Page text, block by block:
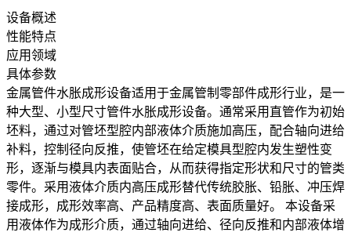
设备概述
性能特点
应用领域
具体参数
金属管件水胀成形设备适用于金属管制零部件成形行业，是一
种大型、小型尺寸管件水胀成形设备。通常采用直管作为初始
坯料，通过对管坯型腔内部液体介质施加高压，配合轴向进给
补料，控制径向反推，使管坯在给定模具型腔内发生塑性变
形，逐渐与模具内表面贴合，从而获得指定形状和尺寸的管类
零件。采用液体介质内高压成形替代传统胶胀、铅胀、冲压焊
接成形，成形效率高、产品精度高、表面质量好。 本设备采
用液体作为成形介质，通过轴向进给、径向反推和内部液体增